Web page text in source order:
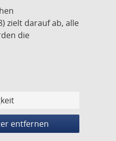
zielt darauf ab, alle
die
entfernen